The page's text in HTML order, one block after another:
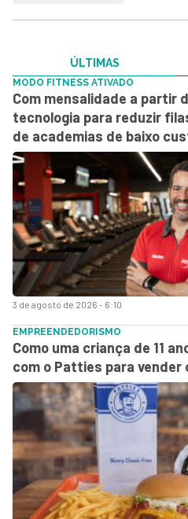
ÚLTIMAS
3 de agosto de 2026 - 6:10
MODO FITNESS ATIVADO
Com mensalidade a partir
tecnologia para reduzir
de academias de baixo
EMPREENDEDORISMO
Como uma criança de 11
com o Patties para vender